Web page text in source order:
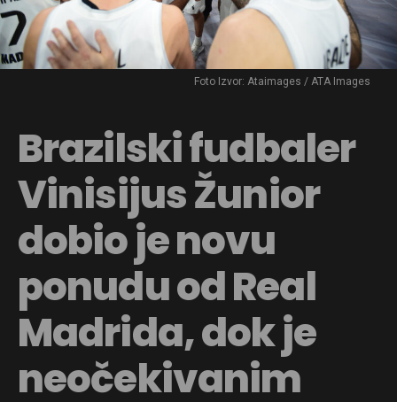
Foto Izvor: Ataimages / ATA Images
Brazilski fudbaler
Vinisijus Žunior
dobio je novu
ponudu od Real
Madrida, dok je
neočekivanim